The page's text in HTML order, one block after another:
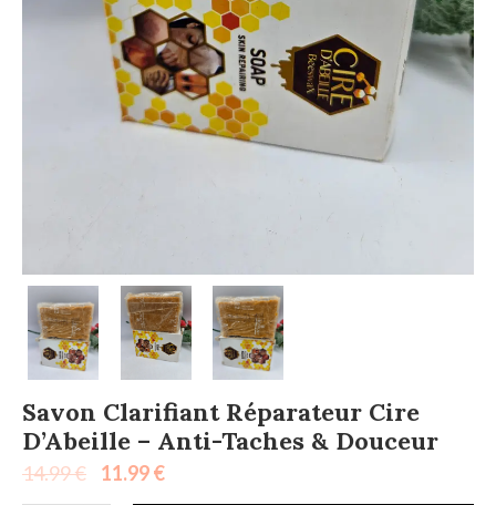
Savon Clarifiant Réparateur Cire
D’Abeille – Anti-Taches & Douceur
14.99€ 11.99€